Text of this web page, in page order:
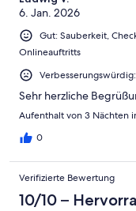
6. Jan. 2026
Gut: Sauberkeit,
Onlineauftritts
Sehr herzliche
Aufenthalt von 3 Nächten
0
Verifizierte Bewertung
10/10 –